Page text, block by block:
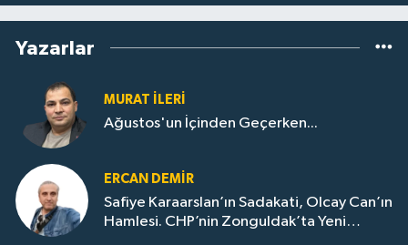
Yazarlar
MURAT İLERI
Ağustos'un İçinden Geçerken...
ERCAN DEMIR
Safiye Karaarslan’ın Sadakati, Olcay Can’ın
Hamlesi. CHP’nin Zonguldak’ta Yeni